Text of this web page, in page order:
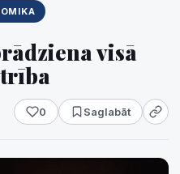
visā
0 Saglabāt